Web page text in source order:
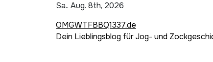
Sa.. Aug. 8th, 2026
OMGWTFBBQ1337.de
Dein Lieblingsblog für Jog- und